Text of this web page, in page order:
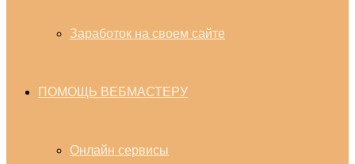
Заработок на своем сайте
ПОМОЩЬ ВЕБМАСТЕРУ
Онлайн сервисы